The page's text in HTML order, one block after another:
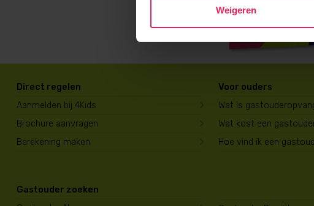
Weigeren
Direct regelen
Aanmelden bij 4Kids
Brochure aanvragen
Berekening maken
Voor ouders
Wat is
Wat kost een
Hoe vind ik een
Gastouder zoeken